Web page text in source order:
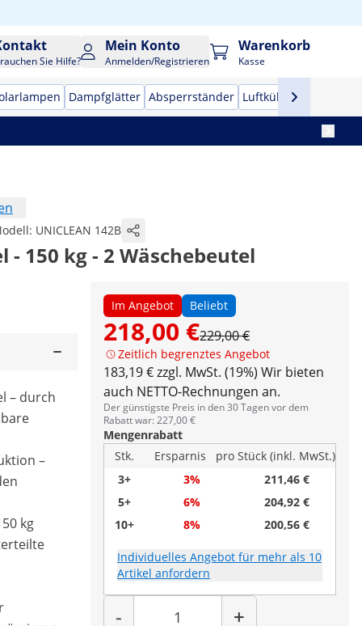
Sie Hilfe?
Mein Konto
Anmelden/Registrieren
Warenkorb
Kasse
Dampfglätter Absperrständer Luftkühler
UNICLEAN 142B
- 150 kg - 2 Wäschebeutel
Im Angebot Beliebt
218,00 €229,00 €
Zeitlich begrenztes Angebot
183,19 € zzgl. MwSt. (19%) Wir bieten
auch NETTO-Rechnungen an.
Der günstigste Preis in den 30 Tagen vor dem
Rabatt war: 227,00 €
Mengenrabatt
Stk.
Ersparnis
pro Stück (inkl. MwSt.)
3+
3%
211,46 €
5+
6%
204,92 €
10+
8% 200,56 €
Individuelles Angebot für mehr als 10
Artikel anfordern
-
Menge
+
– durch
–
kg